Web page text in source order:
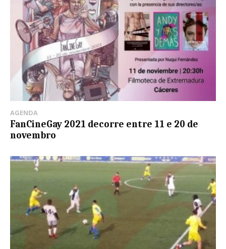
AGENDA
FanCineGay 2021 decorre entre 11 e 20 de
novembro